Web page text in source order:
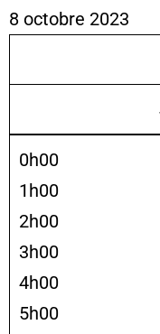
8 octobre 2023
0h00
1h00
2h00
3h00
4h00
5h00